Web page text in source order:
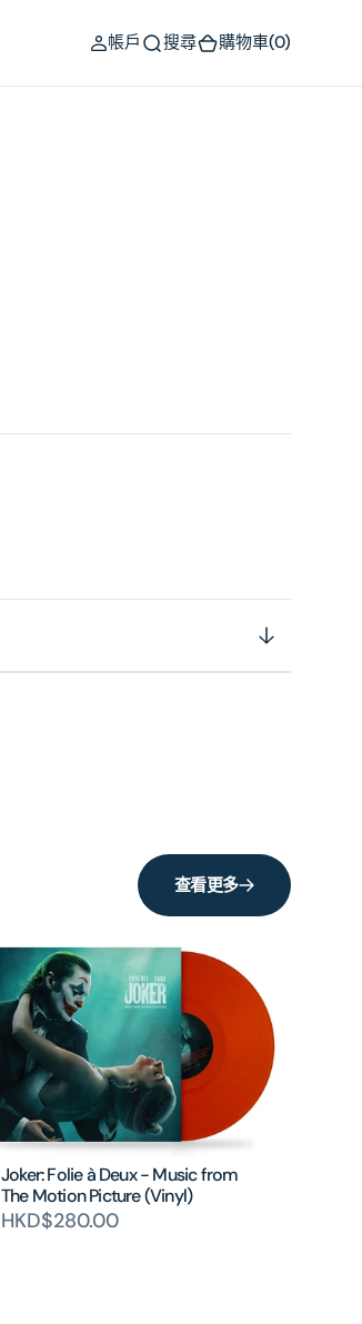
帳戶 搜尋 購物車(0)
查看更多
Joker: Folie à Deux - Music from
The Motion Picture (Vinyl)
HKD$280.00